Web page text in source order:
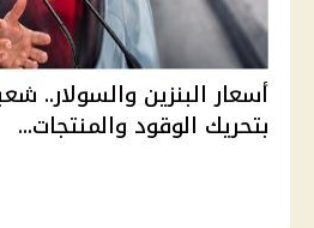
أسعار البنزين والسولار..
بتحريك الوقود والمنتجات...